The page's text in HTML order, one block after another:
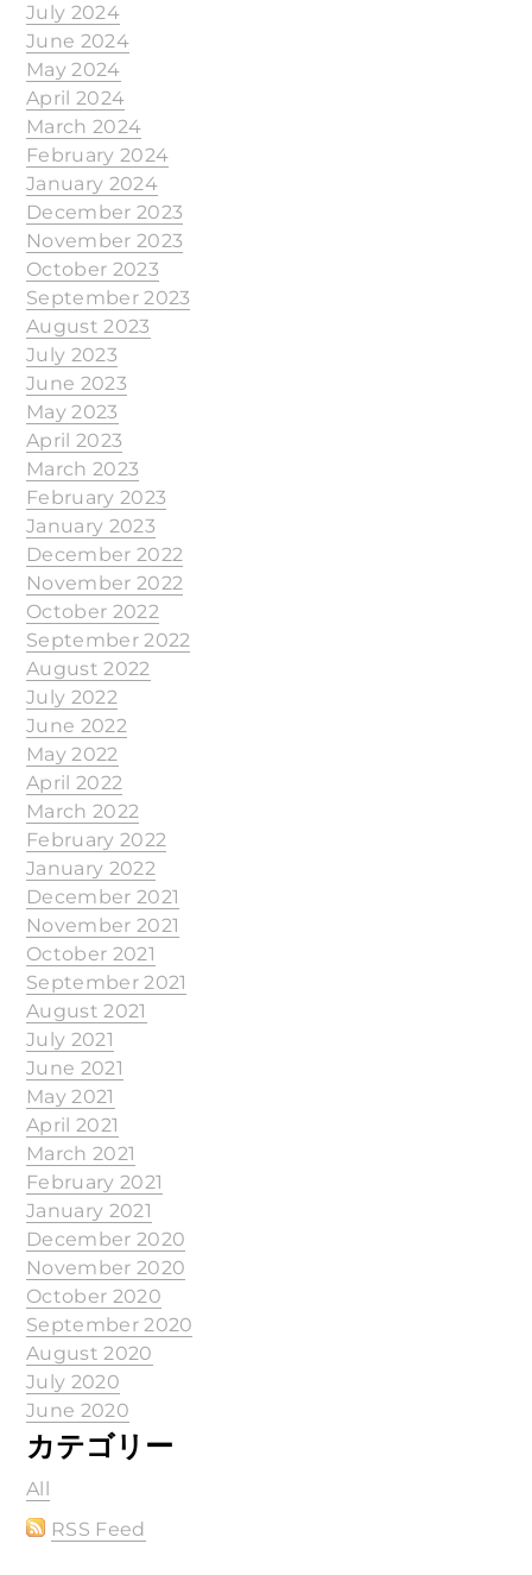
July 2024
June 2024
May 2024
April 2024
March 2024
February 2024
January 2024
December 2023
November 2023
October 2023
September 2023
August 2023
July 2023
June 2023
May 2023
April 2023
March 2023
February 2023
January 2023
December 2022
November 2022
October 2022
September 2022
August 2022
July 2022
June 2022
May 2022
April 2022
March 2022
February 2022
January 2022
December 2021
November 2021
October 2021
September 2021
August 2021
July 2021
June 2021
May 2021
April 2021
March 2021
February 2021
January 2021
December 2020
November 2020
October 2020
September 2020
August 2020
July 2020
June 2020
カテゴリー
All
RSS Feed